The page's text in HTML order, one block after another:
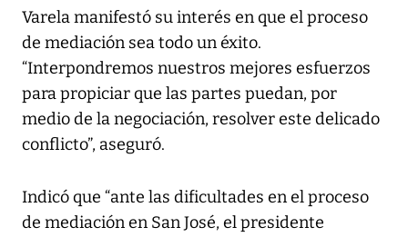
Varela manifestó su interés en que el proceso
de mediación sea todo un éxito.
“Interpondremos nuestros mejores esfuerzos
para propiciar que las partes puedan, por
medio de la negociación, resolver este delicado
conflicto”, aseguró.
Indicó que “ante las dificultades en el proceso
de mediación en San José, el presidente